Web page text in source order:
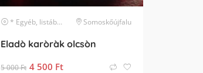
* Egyéb, listában nem szereplő márka Somoskőújfalu
Eladò karòràk olcsòn
5 000Ft 4 500 Ft